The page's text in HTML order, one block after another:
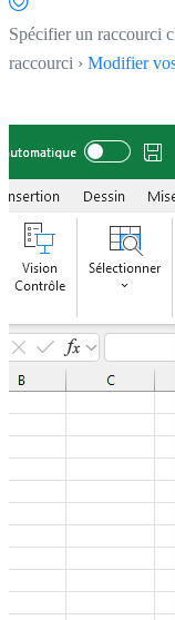
Spécifier un raccourci
raccourci › Modifier